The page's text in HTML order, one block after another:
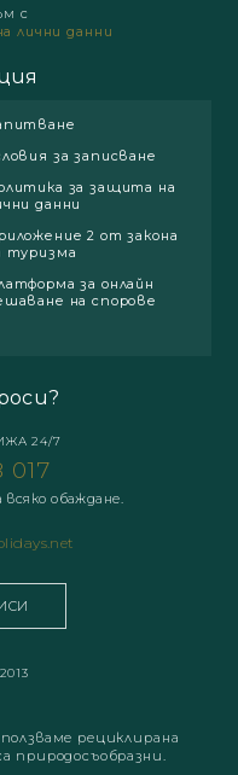
с
лични данни
за записване
за защита на
данни
2 от закона
туризма
за онлайн
на спорове
24/7
017
обаждане.
рециклирана
природосъобразни.